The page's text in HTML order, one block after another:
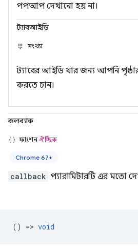
পপআপ দেখানো হয় না।
ট্যাবআইডি
সংখ্যা
ট্যাবের আইডি যার জন্য আপনি
করতে চান।
কলব্যাক
ফাংশনঐচ্ছিক
Chrome 67+
callback প্যারামিটারটি এর মতো
() => void